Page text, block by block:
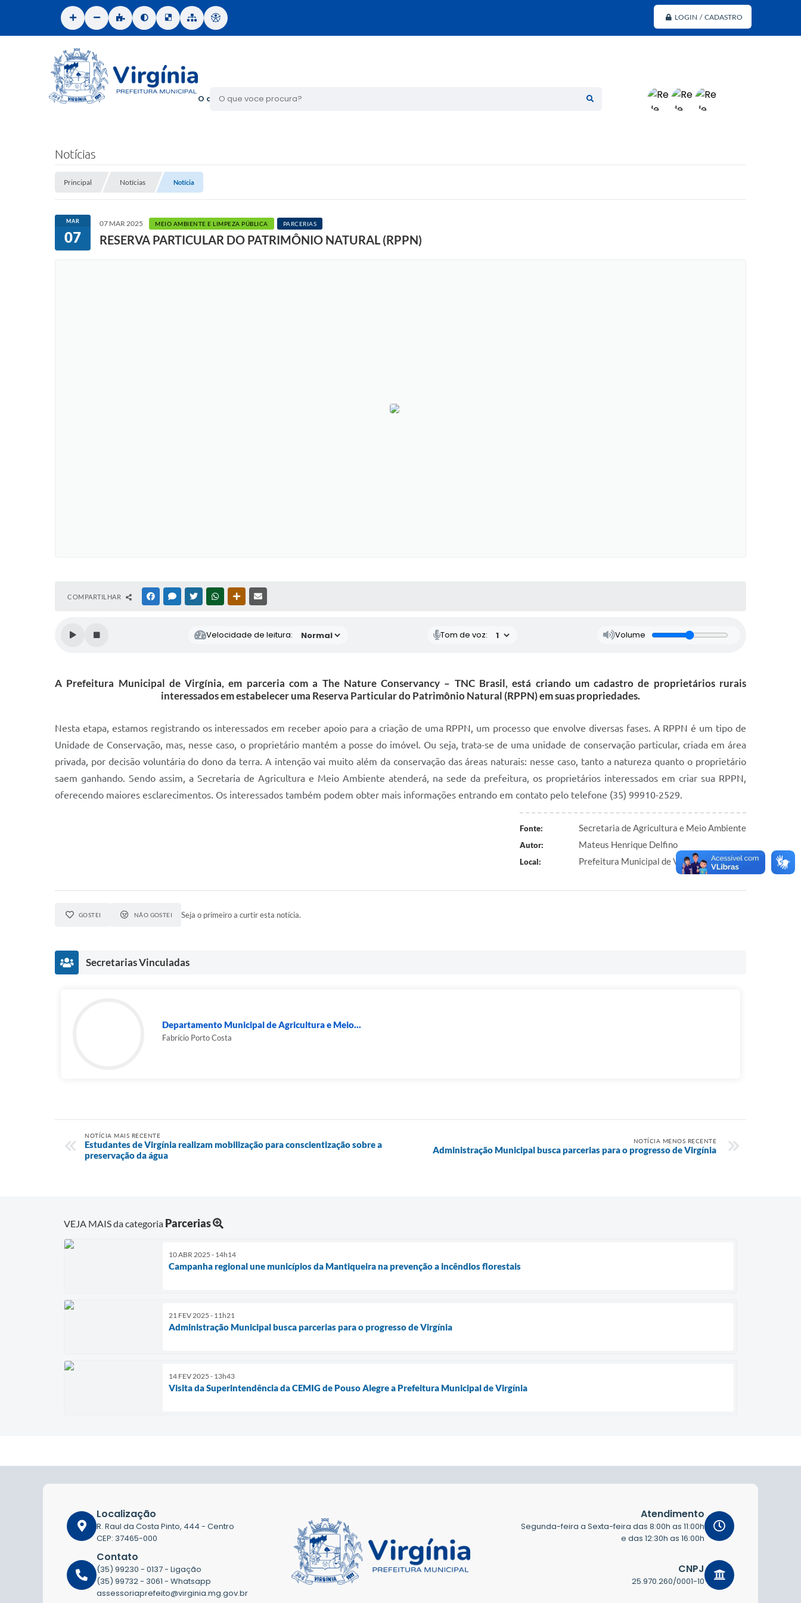
LOGIN / CADASTRO
O que voce procura?
Notícias
Principal Notícias Notícia
MAR
07
07 MAR 2025 MEIO AMBIENTE E LIMPEZA PÚBLICA PARCERIAS
RESERVA PARTICULAR DO PATRIMÔNIO NATURAL (RPPN)
COMPARTILHAR FACEBOOKMESSENGER
TWITTERWHATSAPPOUTRAS MÍDIAS
Velocidade de leitura: Tom de voz: Volume
A Prefeitura Municipal de Virgínia, em parceria com a The Nature Conservancy – TNC Brasil, está criando um cadastro de proprietários rurais
interessados em estabelecer uma Reserva Particular do Patrimônio Natural (RPPN) em suas propriedades.
Nesta etapa, estamos registrando os interessados em receber apoio para a criação de uma RPPN, um processo que envolve diversas fases. A RPPN é um tipo de
Unidade de Conservação, mas, nesse caso, o proprietário mantém a posse do imóvel. Ou seja, trata-se de uma unidade de conservação particular, criada em área
privada, por decisão voluntária do dono da terra. A intenção vai muito além da conservação das áreas naturais: nesse caso, tanto a natureza quanto o proprietário
saem ganhando. Sendo assim, a Secretaria de Agricultura e Meio Ambiente atenderá, na sede da prefeitura, os proprietários interessados em criar sua RPPN,
oferecendo maiores esclarecimentos. Os interessados também podem obter mais informações entrando em contato pelo telefone (35) 99910-2529.
Fonte: Secretaria de Agricultura e Meio Ambiente
Autor: Mateus Henrique Delfino
Local: Prefeitura Municipal de Virgínia
GOSTEI NÃO GOSTEI Seja o primeiro a curtir esta notícia.
Secretarias Vinculadas
Departamento Municipal de Agricultura e Meio...
Fabrício Porto Costa
NOTÍCIA MAIS RECENTE
Estudantes de Virgínia realizam mobilização para conscientização sobre a
preservação da água
NOTÍCIA MENOS RECENTE
Administração Municipal busca parcerias para o progresso de Virgínia
VEJA MAIS da categoria Parcerias
10 ABR 2025 - 14h14
Campanha regional une municípios da Mantiqueira na prevenção a incêndios florestais
21 FEV 2025 - 11h21
Administração Municipal busca parcerias para o progresso de Virgínia
14 FEV 2025 - 13h43
Visita da Superintendência da CEMIG de Pouso Alegre a Prefeitura Municipal de Virgínia
Localização
R. Raul da Costa Pinto, 444 - Centro
CEP: 37465-000
Contato
(35) 99230 - 0137 - Ligação
(35) 99732 - 3061 - Whatsapp
assessoriaprefeito@virginia.mg.gov.br
Atendimento
Segunda-feira a Sexta-feira das 8:00h as 11:00h
e das 12:30h as 16:00h
CNPJ
25.970.260/0001-10